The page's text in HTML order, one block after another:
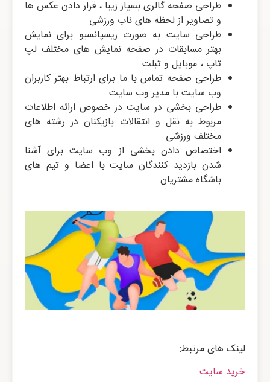
طراحی صفحه گالری بسیار زیبا ، قرار دادن عکس ها
و تصاویر از لحظه های ناب ورزشی
طراحی سایت به صورت ریسپانسیو برای نمایش
بهتر مسابقات در صفحه نمایش های مختلف لپ
تاپ ، موبایل و تبلت
طراحی صفحه تماس با ما برای ارتباط بهتر کاربران
وب سایت با مدیر وب سایت
طراحی بخشی در سایت در خصوص ارائه اطلاعات
مربوط به نقل و انتقالات بازیکنان در رشته های
مختلف ورزشی
اختصاص دادن بخشی از وب سایت برای آشنا
شدن بازدید کنندگان سایت با اعضا و تیم های
باشگاه مشتریان
لینک های مرتبط:
خرید سایت